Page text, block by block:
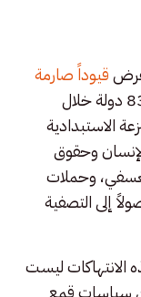
قيوداً صارمة
على الحريات ارتفع من 67 إلى 83 دولة خلال
الاستبدادية
وحقوق
وحملات
إلى التصفية
الانتهاكات ليست
سياسات قمع